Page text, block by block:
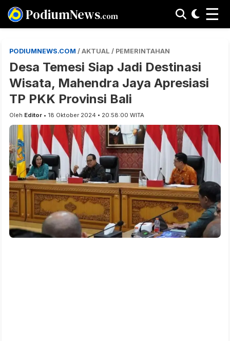
PodiumNews.com ☰
PODIUMNEWS.COM / AKTUAL / PEMERINTAHAN
Desa Temesi Siap Jadi Destinasi
Wisata, Mahendra Jaya Apresiasi
TP PKK Provinsi Bali
Oleh Editor • 18 Oktober 2024 • 20:58:00 WITA